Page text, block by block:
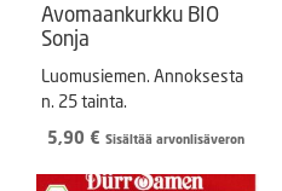
Avomaankurkku BIO
Sonja
Luomusiemen. Annoksesta
n. 25 tainta.
5,90 € Sisältää arvonlisäveron